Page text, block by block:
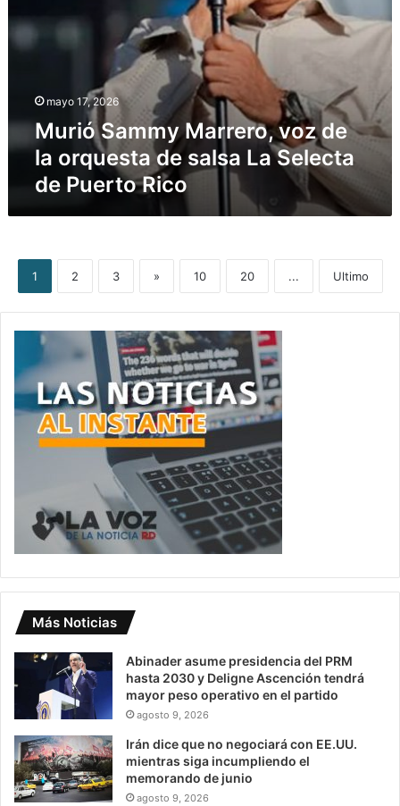
de
Puerto
mayo 17, 2026
Murió Sammy Marrero, voz de
la orquesta de salsa La Selecta
de Puerto Rico
1 2 3 » 10 20 ... Ultimo
Más Noticias
Abinader asume presidencia del PRM
hasta 2030 y Deligne Ascención tendrá
mayor peso operativo en el partido
agosto 9, 2026
Irán dice que no negociará con EE.UU.
mientras siga incumpliendo el
memorando de junio
agosto 9, 2026